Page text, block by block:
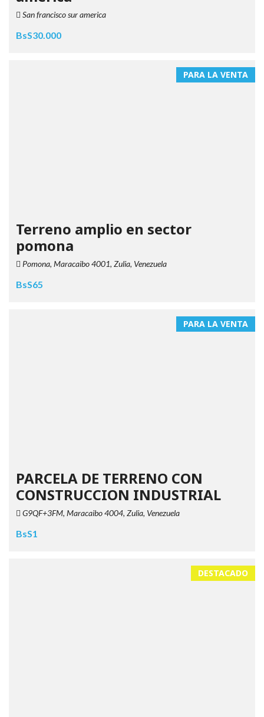
San francisco sur america
BsS30.000
PARA LA VENTA
Terreno amplio en sector
pomona
Pomona, Maracaibo 4001, Zulia, Venezuela
BsS65
PARA LA VENTA
PARCELA DE TERRENO CON
CONSTRUCCION INDUSTRIAL
G9QF+3FM, Maracaibo 4004, Zulia, Venezuela
BsS1
DESTACADO